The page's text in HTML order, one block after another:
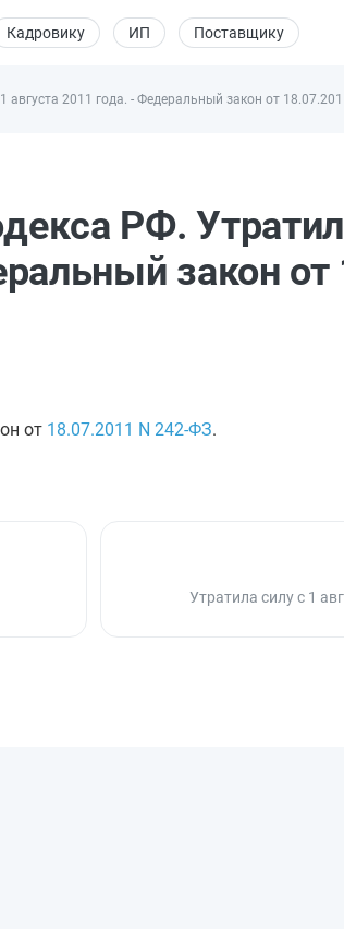
Кадровику ИП Поставщику
августа 2011 года. - Федеральный закон от
РФ.
закон
от 18.07.2011 N 242-ФЗ.
Утратила силу с 1